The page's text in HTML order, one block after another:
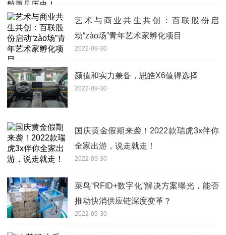
艺术与商业共生共创：百联股份启
动“zào场”青年艺术家孵化项目
2022-09-30
颜值和实力兼备，思皓X6值得选择
2022-09-30
国庆黄金假期来袭！2022款瑞虎3x伴你
全家出游，说走就走！
2022-09-30
菜鸟“RFID+数字化”解决方案曝光，能否
推动快消供应链深度变革？
2022-09-30